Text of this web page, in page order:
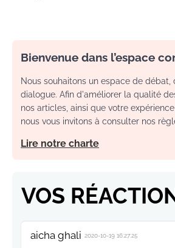
Bienvenue dans l’espace
Nous souhaitons un espace de débat,
dialogue. Afin d'améliorer la qualité
nos articles, ainsi que votre
nous vous invitons à consulter nos
Lire notre charte
VOS
aicha ghali 2020-10-19 16:27:25